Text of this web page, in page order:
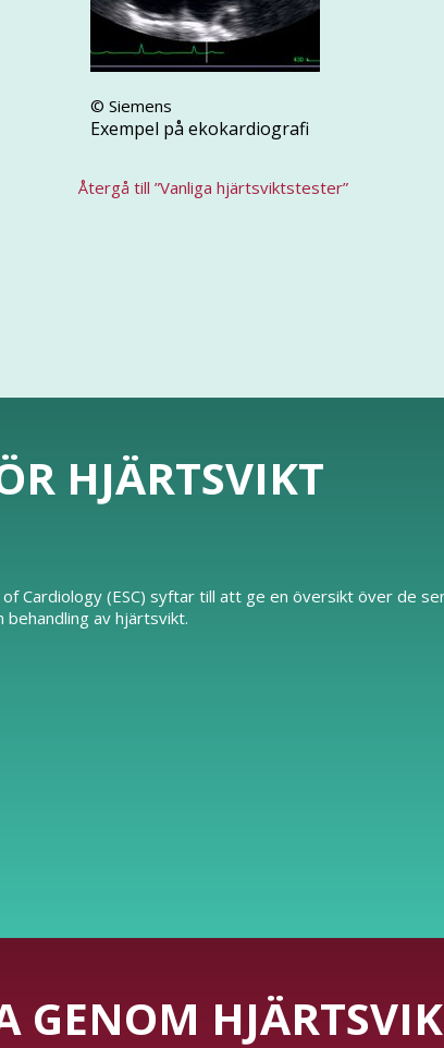
© Siemens
Exempel på ekokardiografi
Återgå till ”Vanliga hjärtsviktstester”
HJÄRTSVIKT
Cardiology (ESC) syftar till att ge en översikt över de
av hjärtsvikt.
GENOM